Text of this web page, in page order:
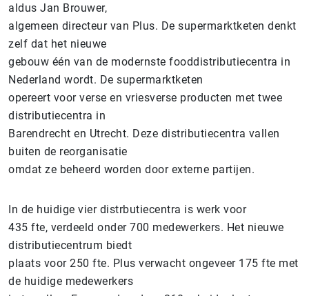
aldus Jan Brouwer,
algemeen directeur van Plus. De supermarktketen denkt
zelf dat het nieuwe
gebouw één van de modernste fooddistributiecentra in
Nederland wordt. De supermarktketen
opereert voor verse en vriesverse producten met twee
distributiecentra in
Barendrecht en Utrecht. Deze distributiecentra vallen
buiten de reorganisatie
omdat ze beheerd worden door externe partijen.
In de huidige vier distrbutiecentra is werk voor
435 fte, verdeeld onder 700 medewerkers. Het nieuwe
distributiecentrum biedt
plaats voor 250 fte. Plus verwacht ongeveer 175 fte met
de huidige medewerkers